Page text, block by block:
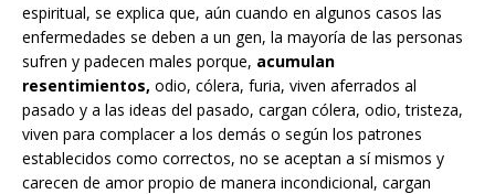
espiritual, se explica que, aún cuando en algunos casos las
enfermedades se deben a un gen, la mayoría de las personas
sufren y padecen males porque, acumulan
resentimientos, odio, cólera, furia, viven aferrados al
pasado y a las ideas del pasado, cargan cólera, odio, tristeza,
viven para complacer a los demás o según los patrones
establecidos como correctos, no se aceptan a sí mismos y
carecen de amor propio de manera incondicional, cargan